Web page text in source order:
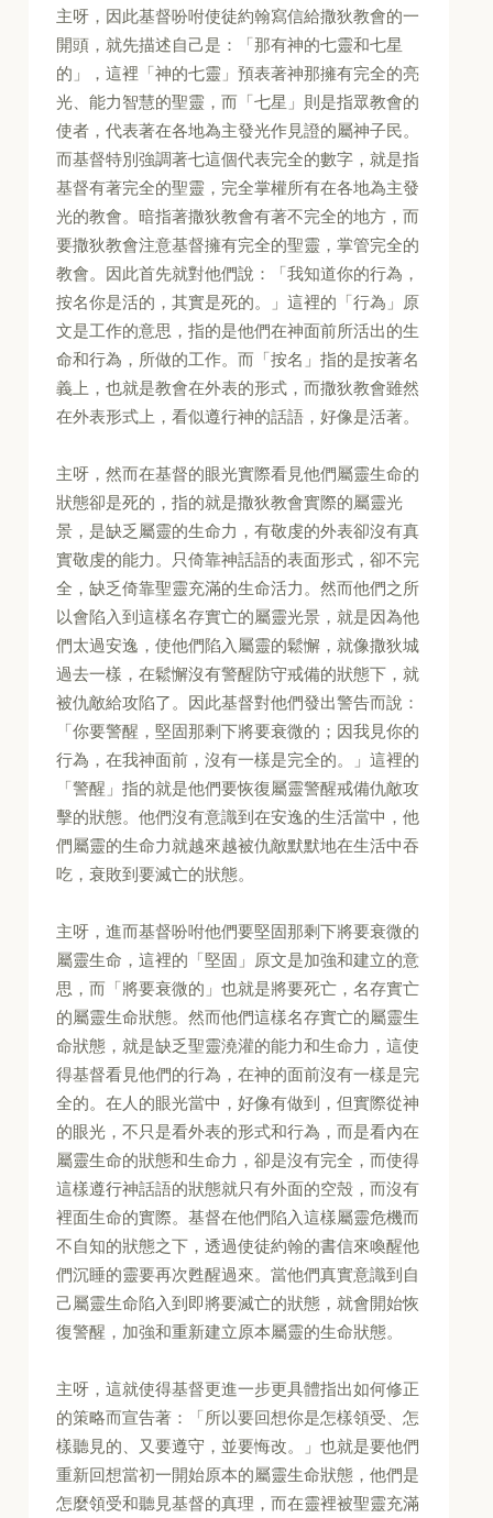
主呀，因此基督吩咐使徒約翰寫信給撒狄教會的一
開頭，就先描述自己是：「那有神的七靈和七星
的」，這裡「神的七靈」預表著神那擁有完全的亮
光、能力智慧的聖靈，而「七星」則是指眾教會的
使者，代表著在各地為主發光作見證的屬神子民。
而基督特別強調著七這個代表完全的數字，就是指
基督有著完全的聖靈，完全掌權所有在各地為主發
光的教會。暗指著撒狄教會有著不完全的地方，而
要撒狄教會注意基督擁有完全的聖靈，掌管完全的
教會。因此首先就對他們說：「我知道你的行為，
按名你是活的，其實是死的。」這裡的「行為」原
文是工作的意思，指的是他們在神面前所活出的生
命和行為，所做的工作。而「按名」指的是按著名
義上，也就是教會在外表的形式，而撒狄教會雖然
在外表形式上，看似遵行神的話語，好像是活著。
主呀，然而在基督的眼光實際看見他們屬靈生命的
狀態卻是死的，指的就是撒狄教會實際的屬靈光
景，是缺乏屬靈的生命力，有敬虔的外表卻沒有真
實敬虔的能力。只倚靠神話語的表面形式，卻不完
全，缺乏倚靠聖靈充滿的生命活力。然而他們之所
以會陷入到這樣名存實亡的屬靈光景，就是因為他
們太過安逸，使他們陷入屬靈的鬆懈，就像撒狄城
過去一樣，在鬆懈沒有警醒防守戒備的狀態下，就
被仇敵給攻陷了。因此基督對他們發出警告而說：
「你要警醒，堅固那剩下將要衰微的；因我見你的
行為，在我神面前，沒有一樣是完全的。」這裡的
「警醒」指的就是他們要恢復屬靈警醒戒備仇敵攻
擊的狀態。他們沒有意識到在安逸的生活當中，他
們屬靈的生命力就越來越被仇敵默默地在生活中吞
吃，衰敗到要滅亡的狀態。
主呀，進而基督吩咐他們要堅固那剩下將要衰微的
屬靈生命，這裡的「堅固」原文是加強和建立的意
思，而「將要衰微的」也就是將要死亡，名存實亡
的屬靈生命狀態。然而他們這樣名存實亡的屬靈生
命狀態，就是缺乏聖靈澆灌的能力和生命力，這使
得基督看見他們的行為，在神的面前沒有一樣是完
全的。在人的眼光當中，好像有做到，但實際從神
的眼光，不只是看外表的形式和行為，而是看內在
屬靈生命的狀態和生命力，卻是沒有完全，而使得
這樣遵行神話語的狀態就只有外面的空殼，而沒有
裡面生命的實際。基督在他們陷入這樣屬靈危機而
不自知的狀態之下，透過使徒約翰的書信來喚醒他
們沉睡的靈要再次甦醒過來。當他們真實意識到自
己屬靈生命陷入到即將要滅亡的狀態，就會開始恢
復警醒，加強和重新建立原本屬靈的生命狀態。
主呀，這就使得基督更進一步更具體指出如何修正
的策略而宣告著：「所以要回想你是怎樣領受、怎
樣聽見的、又要遵守，並要悔改。」也就是要他們
重新回想當初一開始原本的屬靈生命狀態，他們是
怎麼領受和聽見基督的真理，而在靈裡被聖靈充滿